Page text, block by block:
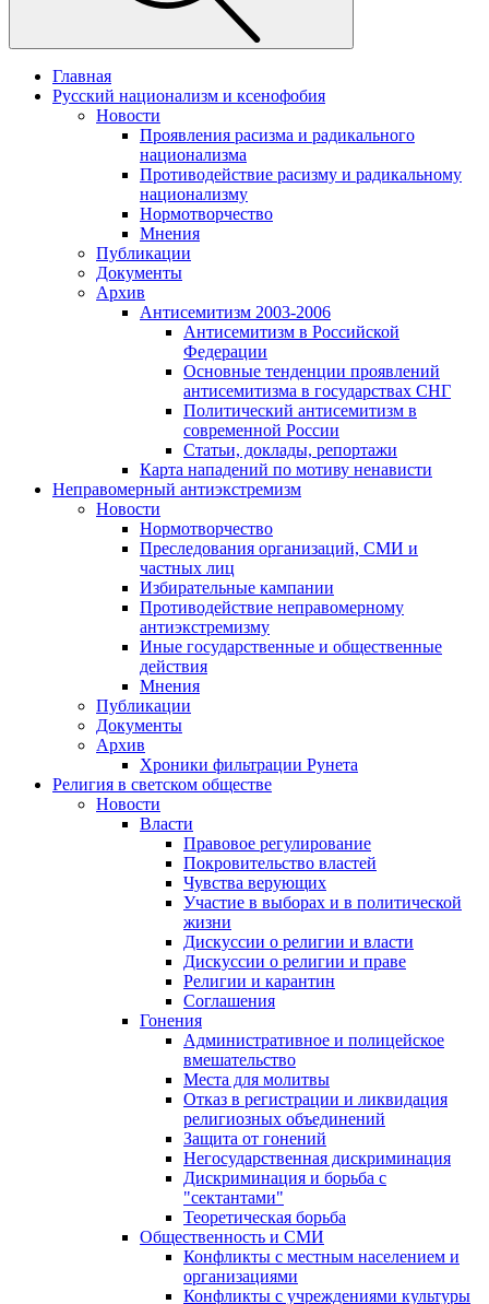
Главная
Русский национализм и ксенофобия
Новости
Проявления расизма и радикального
национализма
Противодействие расизму и радикальному
национализму
Нормотворчество
Мнения
Публикации
Документы
Архив
Антисемитизм 2003-2006
Антисемитизм в Российской
Федерации
Основные тенденции проявлений
антисемитизма в государствах СНГ
Политический антисемитизм в
современной России
Статьи, доклады, репортажи
Карта нападений по мотиву ненависти
Неправомерный антиэкстремизм
Новости
Нормотворчество
Преследования организаций, СМИ и
частных лиц
Избирательные кампании
Противодействие неправомерному
антиэкстремизму
Иные государственные и общественные
действия
Мнения
Публикации
Документы
Архив
Хроники фильтрации Рунета
Религия в светском обществе
Новости
Власти
Правовое регулирование
Покровительство властей
Чувства верующих
Участие в выборах и в политической
жизни
Дискуссии о религии и власти
Дискуссии о религии и праве
Религии и карантин
Соглашения
Гонения
Административное и полицейское
вмешательство
Места для молитвы
Отказ в регистрации и ликвидация
религиозных объединений
Защита от гонений
Негосударственная дискриминация
Дискриминация и борьба с
"сектантами"
Теоретическая борьба
Общественность и СМИ
Конфликты с местным населением и
организациями
Конфликты с учреждениями культуры